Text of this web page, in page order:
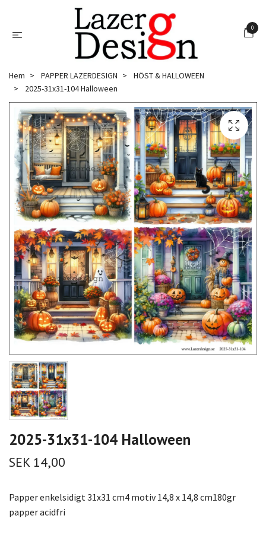
0
Hem PAPPER LAZERDESIGN
HÖST & HALLOWEEN
2025-31x31-104 Halloween
2025-31x31-104 Halloween
SEK 14,00
Papper enkelsidigt 31x31 cm4 motiv 14,8 x 14,8 cm180gr
papper acidfri